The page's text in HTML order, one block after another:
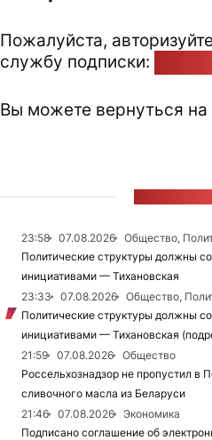
Пожалуйста,
службу подписки:
Вы можете вернуться на
23:58 07.08.2026
Общество,
Политические структуры должны
инициативами — Тихановская
23:33
07.08.2026
Общество,
Политические структуры должны
инициативами — Тихановская
21:59
07.08.2026
Общество
Россельхознадзор не пропустил в
сливочного масла из Беларуси
21:46
07.08.2026
Экономика
Подписано соглашение об